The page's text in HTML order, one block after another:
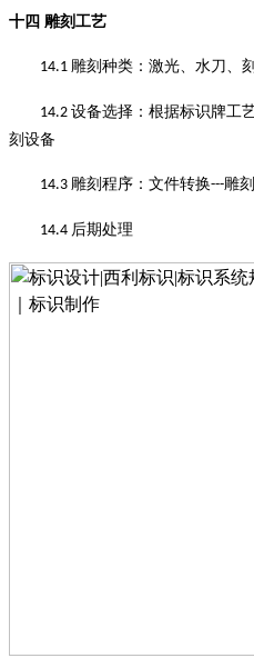
十四 雕刻工艺
14.1 雕刻种类 ： 激光、水刀、
14.2 设备选择 ： 根据标识牌工
刻设备
14.3 雕刻程序 ： 文件转换---雕刻
14.4 后期处理